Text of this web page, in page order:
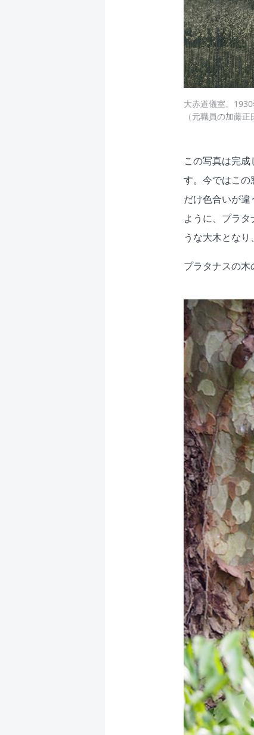
大赤道儀室。
（元職員の加藤正
この写真は完
す。今ではこの
だけ色合いが
ように、プラ
うな大木となり
プラタナスの木